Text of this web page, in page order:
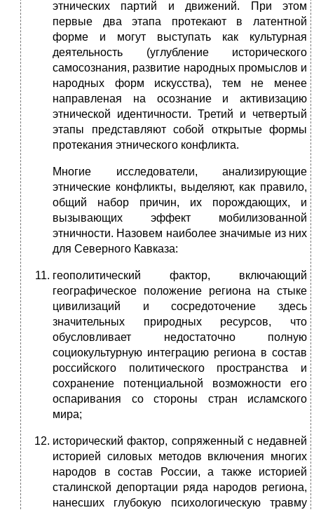
этнических партий и движений. При этом
первые два этапа протекают в латентной
форме и могут выступать как культурная
деятельность (углубление исторического
самосознания, развитие народных промыслов и
народных форм искусства), тем не менее
направленая на осознание и активизацию
этнической идентичности. Третий и четвертый
этапы представляют собой открытые формы
протекания этнического конфликта.
Многие исследователи, анализирующие
этнические конфликты, выделяют, как правило,
общий набор причин, их порождающих, и
вызывающих эффект мобилизованной
этничности. Назовем наиболее значимые из них
для Северного Кавказа:
геополитический фактор, включающий
географическое положение региона на стыке
цивилизаций и сосредоточение здесь
значительных природных ресурсов, что
обусловливает недостаточно полную
социокультурную интеграцию региона в состав
российского политического пространства и
сохранение потенциальной возможности его
оспаривания со стороны стран исламского
мира;
исторический фактор, сопряженный с недавней
историей силовых методов включения многих
народов в состав России, а также историей
сталинской депортации ряда народов региона,
нанесших глубокую психологическую травму